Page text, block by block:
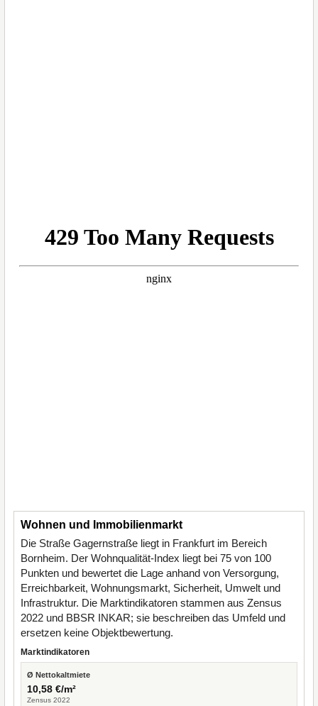
Wohnen und Immobilienmarkt
Die Straße Gagernstraße liegt in Frankfurt im Bereich
Bornheim. Der Wohnqualität-Index liegt bei 75 von 100
Punkten und bewertet die Lage anhand von Versorgung,
Erreichbarkeit, Wohnungsmarkt, Sicherheit, Umwelt und
Infrastruktur. Die Marktindikatoren stammen aus Zensus
2022 und BBSR INKAR; sie beschreiben das Umfeld und
ersetzen keine Objektbewertung.
Marktindikatoren
Ø Nettokaltmiete
10,58 €/m²
Zensus 2022